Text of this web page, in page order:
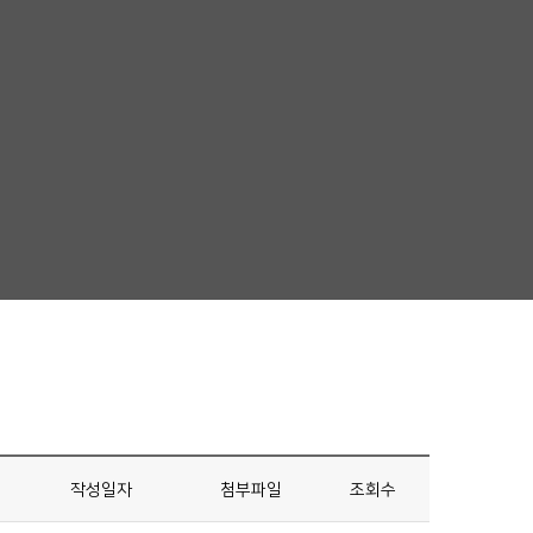
작성일자 첨부파일 조회수